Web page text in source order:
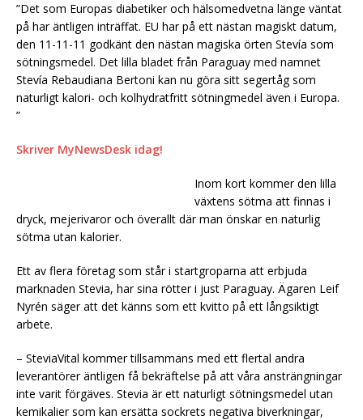
”Det som Europas diabetiker och hälsomedvetna länge väntat
på har äntligen inträffat. EU har på ett nästan magiskt datum,
den 11-11-11 godkänt den nästan magiska örten Stevía som
sötningsmedel. Det lilla bladet från Paraguay med namnet
Stevía Rebaudiana Bertoni kan nu göra sitt segertåg som
naturligt kalori- och kolhydratfritt sötningmedel även i Europa.
”
Skriver MyNewsDesk idag!
Inom kort kommer den lilla
växtens sötma att finnas i
dryck, mejerivaror och överallt där man önskar en naturlig
sötma utan kalorier.
Ett av flera företag som står i startgroparna att erbjuda
marknaden Stevia, har sina rötter i just Paraguay. Ägaren Leif
Nyrén säger att det känns som ett kvitto på ett långsiktigt
arbete.
– SteviaVital kommer tillsammans med ett flertal andra
leverantörer äntligen få bekräftelse på att våra ansträngningar
inte varit förgäves. Stevia är ett naturligt sötningsmedel utan
kemikalier som kan ersätta sockrets negativa biverkningar,